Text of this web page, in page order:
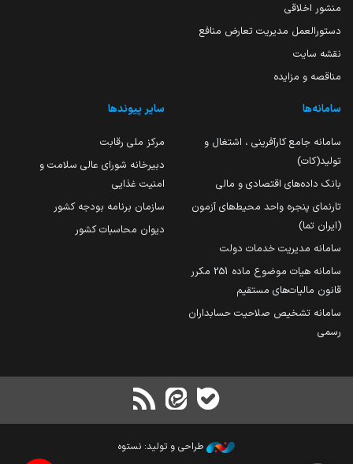
منشور اخلاقی
دستورالعمل مدیریت تعارض منافع
نقشه سایت
مناقصه و مزایده
سامانه‌ها
سامانه جامع کارآفرینی ، اشتغال و
تولید(کات)
بانک داده‌های اقتصادی و مالی
تارنمای پنجره واحد محیط‌های آزمون
(ایران تما)
سامانه مدیریت خدمات دولت
سامانه هیات موضوع ماده 251 مکرر
قانون مالیات‌های مستقیم
سامانه تشخیص صلاحیت حسابداران
رسمی
سایر پیوندها
مرکز ملی رقابت
دبیرخانه شورای عالی سلامت و
امنیت غذایی
سازمان برنامه بودجه کشور
دیوان محاسبات کشور
طراحی و تولید: نستوه